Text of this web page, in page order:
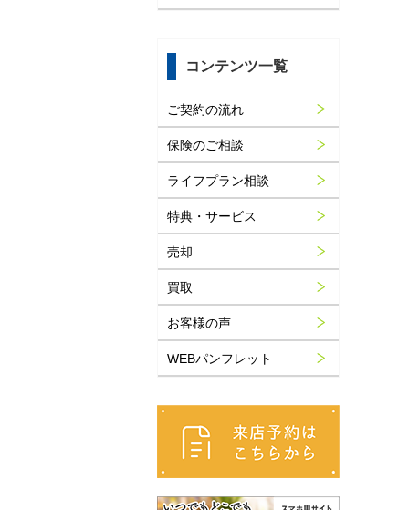
コンテンツ一覧
ご契約の流れ
保険のご相談
ライフプラン相談
特典・サービス
売却
買取
お客様の声
WEBパンフレット